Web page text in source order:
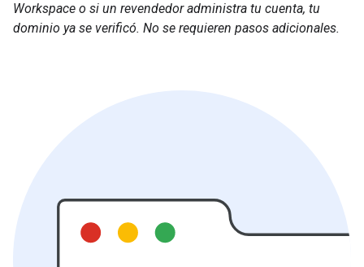
Workspace o si un revendedor administra tu cuenta, tu
dominio ya se verificó. No se requieren pasos adicionales.